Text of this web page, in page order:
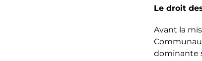
Le droit
Avant la
dominante